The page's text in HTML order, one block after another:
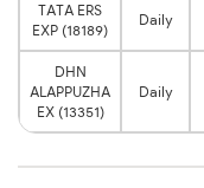
TATA ERS
EXP (18189)
Daily
DHN
ALAPPUZHA
EX (13351)
Daily